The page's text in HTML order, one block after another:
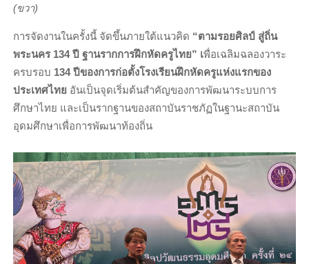
(ขวา)
การจัดงานในครั้งนี้ จัดขึ้นภายใต้แนวคิด “ตามรอยศิลป์ สู่ถิ่น
พระนคร 134ปี ฐานรากการฝึกหัดครูไทย” เพื่อเฉลิมฉลองวาระ
ครบรอบ 134ปีของการก่อตั้งโรงเรียนฝึกหัดครูแห่งแรกของ
ประเทศไทย อันเป็นจุดเริ่มต้นสำคัญของการพัฒนาระบบการ
ศึกษาไทย และเป็นรากฐานของสถาบันราชภัฏในฐานะสถาบัน
อุดมศึกษาเพื่อการพัฒนาท้องถิ่น